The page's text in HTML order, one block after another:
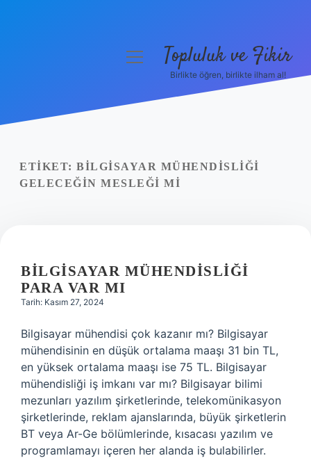
Yasal Uyarı
menüyüTopluluk ve Fikir
Birlikte öğren, birlikte ilham al!
ETIKET: BILGISAYAR MÜHENDISLIĞI
GELECEĞIN MESLEĞI MI
BILGISAYAR MÜHENDISLIĞI
PARA VAR MI
Tarih: Kasım 27, 2024
Bilgisayar mühendisi çok kazanır mı? Bilgisayar
mühendisinin en düşük ortalama maaşı 31 bin TL,
en yüksek ortalama maaşı ise 75 TL. Bilgisayar
mühendisliği iş imkanı var mı? Bilgisayar bilimi
mezunları yazılım şirketlerinde, telekomünikasyon
şirketlerinde, reklam ajanslarında, büyük şirketlerin
BT veya Ar-Ge bölümlerinde, kısacası yazılım ve
programlamayı içeren her alanda iş bulabilirler.